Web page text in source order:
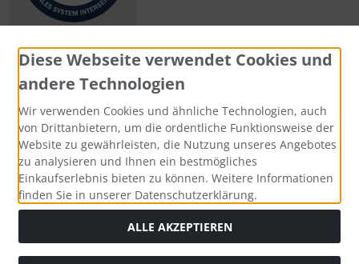
Zahlungsmethoden
Social Media
Diese Webseite verwendet Cookies und
andere Technologien
Wir verwenden Cookies und ähnliche Technologien, auch
von Drittanbietern, um die ordentliche Funktionsweise der
Website zu gewährleisten, die Nutzung unseres Angebotes
zu analysieren und Ihnen ein bestmögliches
Einkaufserlebnis bieten zu können. Weitere Informationen
finden Sie in unserer Datenschutzerklärung.
ALLE AKZEPTIEREN